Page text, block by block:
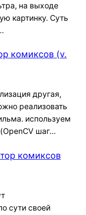
на выходе
картинку. Суть
комиксов (v.
другая,
реализовать
используем
шаг…
комиксов
сути своей